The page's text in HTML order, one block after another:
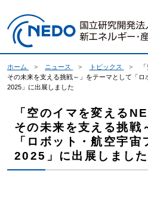
ホーム ニュース トピックス
その未来を支える挑戦～」をテーマとして「
2025」に出展しました
「空のイマを変える
その未来を支える挑戦
「ロボット・航空宇宙
2025」に出展しました